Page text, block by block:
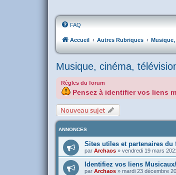
FAQ
Accueil Autres Rubriques
Musique, cinéma,
Règles du forum
Pensez à identifier vos liens
Nouveau sujet
ANNONCES
Sites utiles et partenaires du
par Archaos » vendredi 19 mars
Identifiez vos liens
par Archaos » mardi 23 décembre